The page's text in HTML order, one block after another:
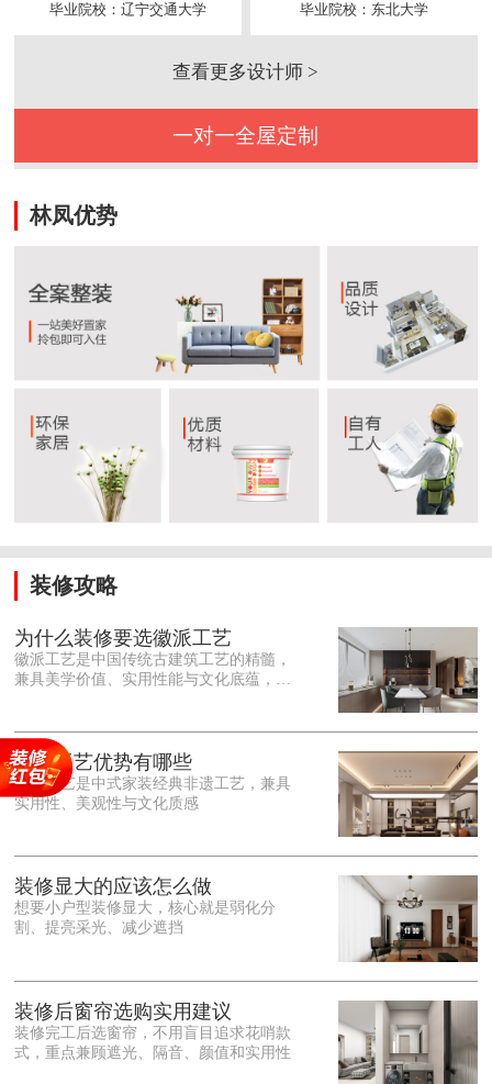
毕业院校：辽宁交通大学
毕业院校：东北大学
查看更多设计师 >
一对一全屋定制
林凤优势
装修攻略
为什么装修要选徽派工艺
徽派工艺是中国传统古建筑工艺的精髓，
兼具美学价值、实用性能与文化底蕴，优
雕细琢的砖、木、石雕为特色，线条古朴
大气，意境悠远，自带东方中式雅致韵
味，耐看且不易过时。<o:p></o:p> 在工
艺品质上，徽派工艺遵循古法匠心工序，
保耐用，抗风化、耐腐蚀，使用
徽派工艺优势有哪些
徽派工艺是中式家装经典非遗工艺，兼具
实用性、美观性与文化质感
装修显大的应该怎么做
想要小户型装修显大，核心就是弱化分
割、提亮采光、减少遮挡
装修后窗帘选购实用建议
装修完工后选窗帘，不用盲目追求花哨款
式，重点兼顾遮光、隔音、颜值和实用性